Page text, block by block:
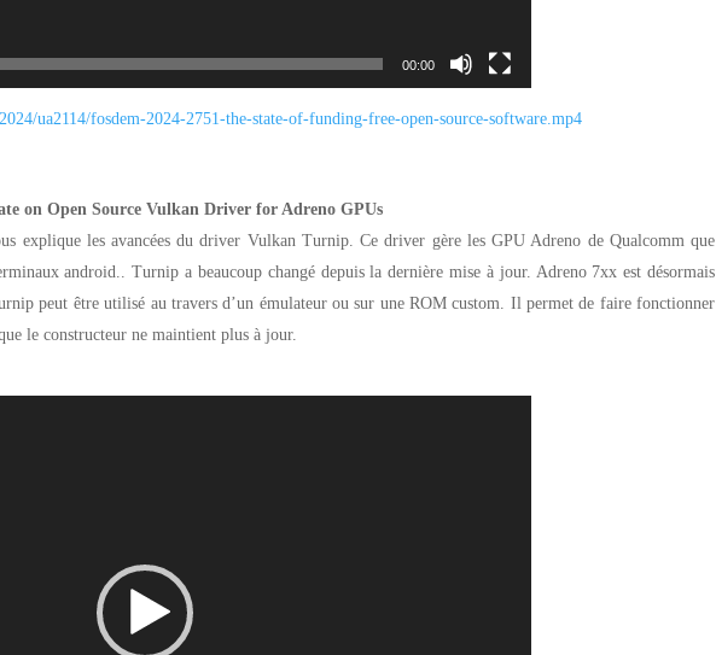
00:00
ua2114/fosdem-2024-2751-the-state-of-funding-free-open-source-software.mp4
on Open Source Vulkan Driver for Adreno GPUs
explique les avancées du driver Vulkan Turnip. Ce driver gère les GPU Adreno de Qualcomm que
android.. Turnip a beaucoup changé depuis la dernière mise à jour. Adreno 7xx est désormais
peut être utilisé au travers d’un émulateur ou sur une ROM custom. Il permet de faire fonctionner
le constructeur ne maintient plus à jour.